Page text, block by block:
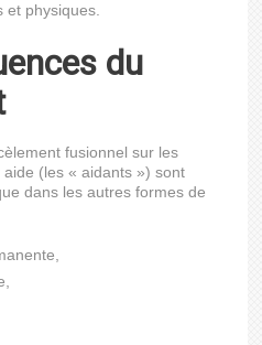
et physiques.
du
fusionnel sur les
(les « aidants ») sont
dans les autres formes de